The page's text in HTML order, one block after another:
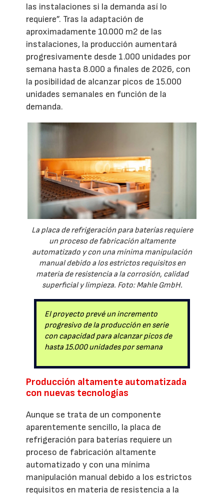
las instalaciones si la demanda así lo
requiere”. Tras la adaptación de
aproximadamente 10.000 m2 de las
instalaciones, la producción aumentará
progresivamente desde 1.000 unidades por
semana hasta 8.000 a finales de 2026, con
la posibilidad de alcanzar picos de 15.000
unidades semanales en función de la
demanda.
La placa de refrigeración para baterías requiere
un proceso de fabricación altamente
automatizado y con una mínima manipulación
manual debido a los estrictos requisitos en
materia de resistencia a la corrosión, calidad
superficial y limpieza. Foto: Mahle GmbH.
El proyecto prevé un incremento
progresivo de la producción en serie
con capacidad para alcanzar picos de
hasta 15.000 unidades por semana
Producción altamente automatizada
con nuevas tecnologías
Aunque se trata de un componente
aparentemente sencillo, la placa de
refrigeración para baterías requiere un
proceso de fabricación altamente
automatizado y con una mínima
manipulación manual debido a los estrictos
requisitos en materia de resistencia a la